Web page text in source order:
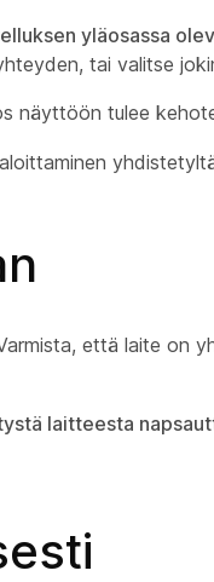
yläosassa
tai valitse
näyttöön tulee
että laite on
laitteesta